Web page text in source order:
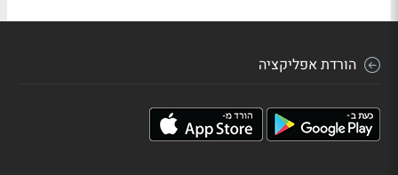
הורדת אפליקציה